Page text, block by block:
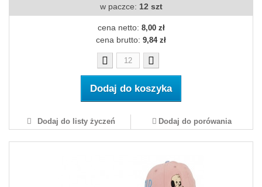
w paczce: 12 szt
cena netto: 8,00 zł
cena brutto: 9,84 zł
Dodaj do koszyka
Dodaj do listy życzeń Dodaj do porówania